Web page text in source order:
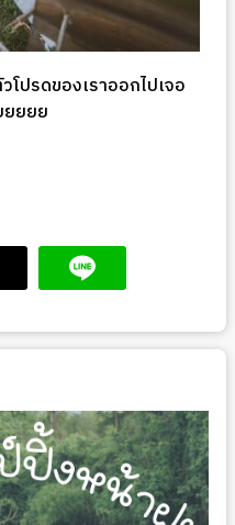
ปรดของเราออกไปเจอ
ยยย